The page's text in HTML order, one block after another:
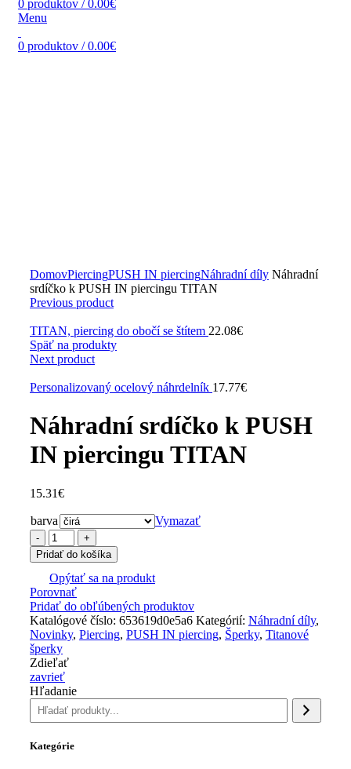
0 produktov / 0.00€
Menu
0 produktov / 0.00€
DomovPiercingPUSH IN piercingNáhradní díly Náhradní
srdíčko k PUSH IN piercingu TITAN
Previous product
TITAN, piercing do obočí se štítem 22.08€
Späť na produkty
Next product
Personalizovaný ocelový náhrdelník 17.77€
Náhradní srdíčko k PUSH
IN piercingu TITAN
15.31€
barva
Vymazať
množstvo
Náhradní
srdíčko
k
PUSH
IN
piercingu
TITAN
Pridať do košíka
Opýtať sa na produkt
Porovnať
Pridať do obľúbených produktov
Katalógové číslo: 653619d0e5a6 Kategórií: Náhradní díly,
Novinky, Piercing, PUSH IN piercing, Šperky, Titanové
šperky
Zdieľať
zavrieť
Hľadanie
Kategórie